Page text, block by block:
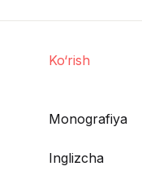
Ko‘rish
Monografiya
Inglizcha